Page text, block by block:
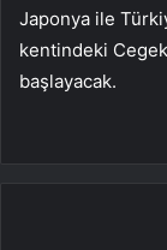
Japonya ile
kentindeki
başlayacak.